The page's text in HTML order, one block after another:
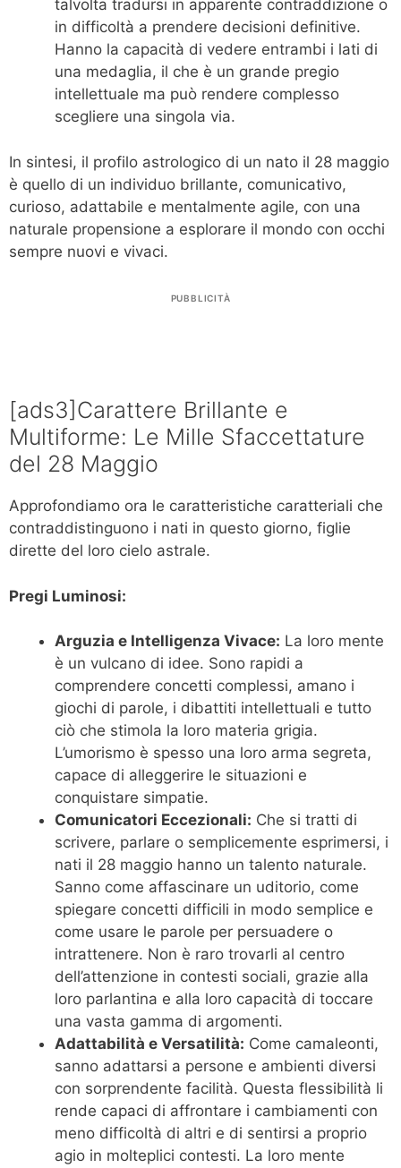
talvolta tradursi in apparente contraddizione o
in difficoltà a prendere decisioni definitive.
Hanno la capacità di vedere entrambi i lati di
una medaglia, il che è un grande pregio
intellettuale ma può rendere complesso
scegliere una singola via.
In sintesi, il profilo astrologico di un nato il 28 maggio
è quello di un individuo brillante, comunicativo,
curioso, adattabile e mentalmente agile, con una
naturale propensione a esplorare il mondo con occhi
sempre nuovi e vivaci.
PUBBLICITÀ
[ads3]Carattere Brillante e
Multiforme: Le Mille Sfaccettature
del 28 Maggio
Approfondiamo ora le caratteristiche caratteriali che
contraddistinguono i nati in questo giorno, figlie
dirette del loro cielo astrale.
Pregi Luminosi:
Arguzia e Intelligenza Vivace: La loro mente
è un vulcano di idee. Sono rapidi a
comprendere concetti complessi, amano i
giochi di parole, i dibattiti intellettuali e tutto
ciò che stimola la loro materia grigia.
L’umorismo è spesso una loro arma segreta,
capace di alleggerire le situazioni e
conquistare simpatie.
Comunicatori Eccezionali: Che si tratti di
scrivere, parlare o semplicemente esprimersi, i
nati il 28 maggio hanno un talento naturale.
Sanno come affascinare un uditorio, come
spiegare concetti difficili in modo semplice e
come usare le parole per persuadere o
intrattenere. Non è raro trovarli al centro
dell’attenzione in contesti sociali, grazie alla
loro parlantina e alla loro capacità di toccare
una vasta gamma di argomenti.
Adattabilità e Versatilità: Come camaleonti,
sanno adattarsi a persone e ambienti diversi
con sorprendente facilità. Questa flessibilità li
rende capaci di affrontare i cambiamenti con
meno difficoltà di altri e di sentirsi a proprio
agio in molteplici contesti. La loro mente